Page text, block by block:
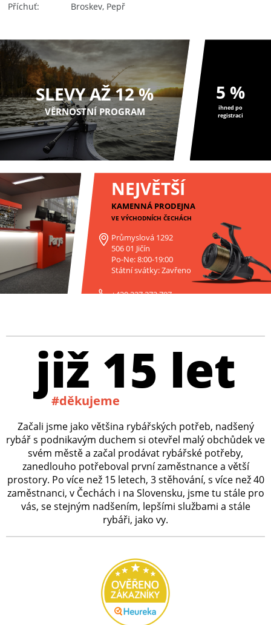
Příchuť Broskev, Pepř
SLEVY AŽ 12 %
VĚRNOSTNÍ PROGRAM
5 %
ihned po
registraci
NEJVĚTŠÍ
KAMENNÁ PRODEJNA
VE VÝCHODNÍCH ČECHÁCH
Průmyslová 1292
506 01 Jičín
Po-Ne: 8:00-19:00
Státní svátky: Zavřeno
+420 227 272 797
již 15 let
#děkujeme
Začali jsme jako většina rybářských potřeb, nadšený
rybář s podnikavým duchem si otevřel malý obchůdek ve
svém městě a začal prodávat rybářské potřeby,
zanedlouho potřeboval první zaměstnance a větší
prostory. Po více než 15 letech, 3 stěhování, s více než 40
zaměstnanci, v Čechách i na Slovensku, jsme tu stále pro
vás, se stejným nadšením, lepšími službami a stále
rybáři, jako vy.